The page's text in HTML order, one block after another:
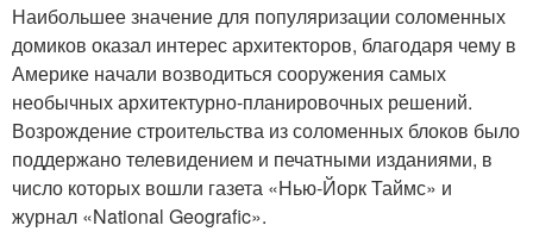
Наибольшее значение для популяризации соломенных
домиков оказал интерес архитекторов, благодаря чему в
Америке начали возводиться сооружения самых
необычных архитектурно-планировочных решений.
Возрождение строительства из соломенных блоков было
поддержано телевидением и печатными изданиями, в
число которых вошли газета «Нью-Йорк Таймс» и
журнал «National Geografic».